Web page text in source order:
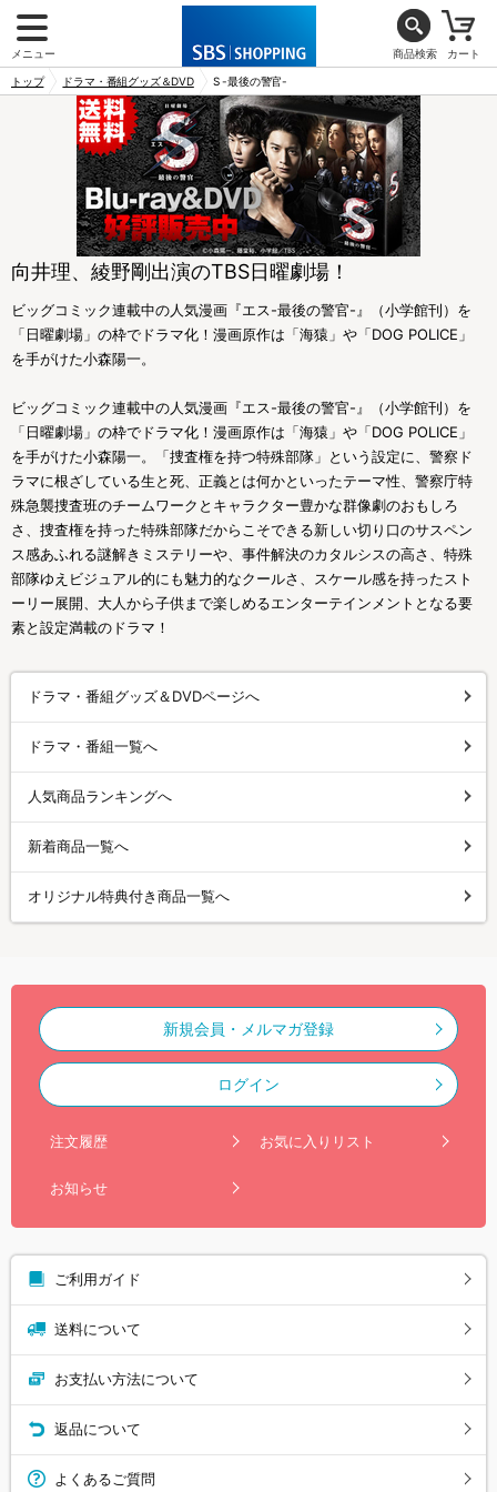
メニュー 商品検索 カート
トップ ドラマ・番組グッズ＆DVD S -最後の警官-
向井理、綾野剛出演のTBS日曜劇場！
ビッグコミック連載中の人気漫画『エス-最後の警官-』（小学館刊）を
「日曜劇場」の枠でドラマ化！漫画原作は「海猿」や「DOG POLICE」
を手がけた小森陽一。
ビッグコミック連載中の人気漫画『エス-最後の警官-』（小学館刊）を
「日曜劇場」の枠でドラマ化！漫画原作は「海猿」や「DOG POLICE」
を手がけた小森陽一。「捜査権を持つ特殊部隊」という設定に、警察ド
ラマに根ざしている生と死、正義とは何かといったテーマ性、警察庁特
殊急襲捜査班のチームワークとキャラクター豊かな群像劇のおもしろ
さ、捜査権を持った特殊部隊だからこそできる新しい切り口のサスペン
ス感あふれる謎解きミステリーや、事件解決のカタルシスの高さ、特殊
部隊ゆえビジュアル的にも魅力的なクールさ、スケール感を持ったスト
ーリー展開、大人から子供まで楽しめるエンターテインメントとなる要
素と設定満載のドラマ！
ドラマ・番組グッズ＆DVDページへ
ドラマ・番組一覧へ
人気商品ランキングへ
新着商品一覧へ
オリジナル特典付き商品一覧へ
新規会員・メルマガ登録
ログイン
注文履歴 お気に入りリスト
お知らせ
ご利用ガイド
送料について
お支払い方法について
返品について
よくあるご質問